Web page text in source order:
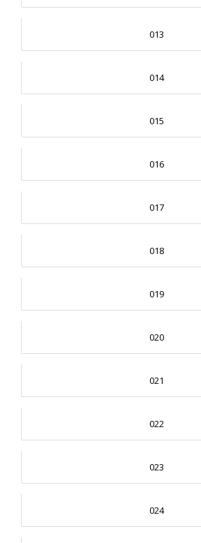
013
014
015
016
017
018
019
020
021
022
023
024